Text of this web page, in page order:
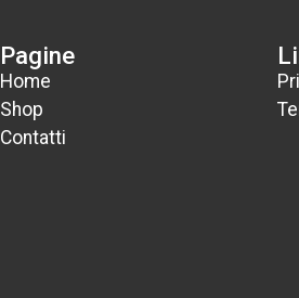
Pagine
Home
Shop
Contatti